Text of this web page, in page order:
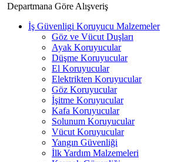
Departmana Göre Alışveriş
İş Güvenligi Koruyucu Malzemeler
Göz ve Vücut Duşları
Ayak Koruyucular
Düşme Koruyucular
El Koruyucular
Elektrikten Koruyucular
Göz Koruyucular
İşitme Koruyucular
Kafa Koruyucular
Solunum Koruyucular
Vücut Koruyucular
Yangın Güvenliği
İlk Yardım Malzemeleri